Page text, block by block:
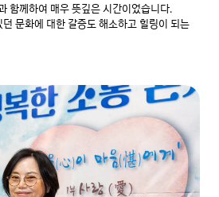
함께하여 매우 뜻깊은 시간이었습니다.
문화에 대한 갈증도 해소하고 힐링이 되는